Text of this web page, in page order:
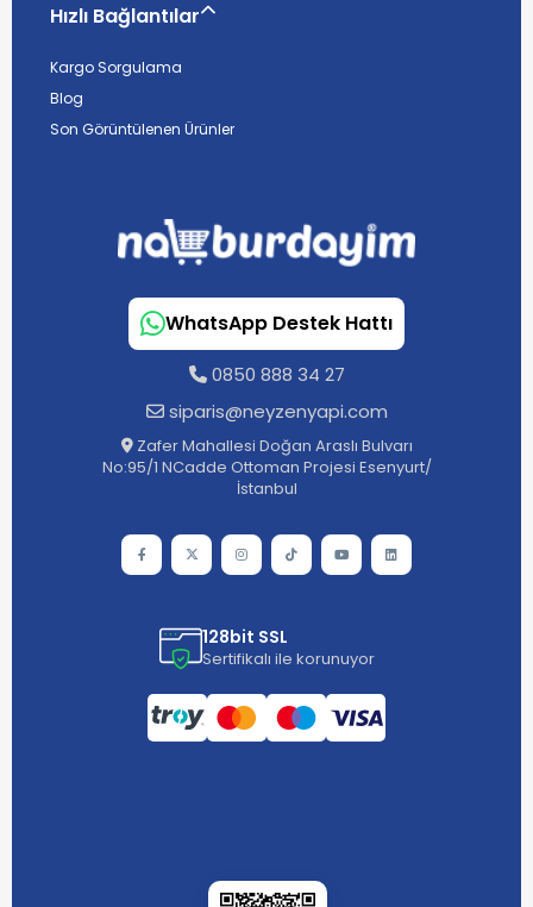
Hızlı Bağlantılar
Kargo Sorgulama
Blog
Son Görüntülenen Ürünler
WhatsApp Destek Hattı
0850 888 34 27
siparis@neyzenyapi.com
Zafer Mahallesi Doğan Araslı Bulvarı
No:95/1 NCadde Ottoman Projesi Esenyurt/
İstanbul
128bit SSL
Sertifikalı ile korunuyor